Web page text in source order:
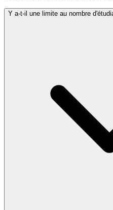
Y a-t-il une limite au nombre